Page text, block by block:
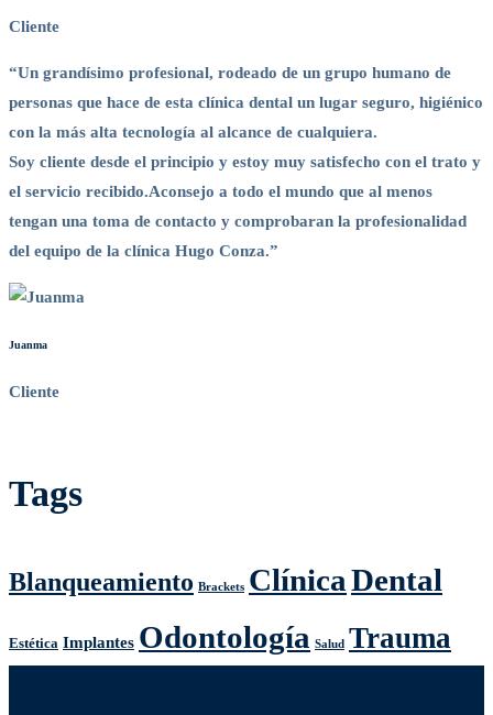
Cliente
“Un grandísimo profesional, rodeado de un grupo humano de
personas que hace de esta clínica dental un lugar seguro, higiénico
con la más alta tecnología al alcance de cualquiera.
Soy cliente desde el principio y estoy muy satisfecho con el trato y
el servicio recibido.Aconsejo a todo el mundo que al menos
tengan una toma de contacto y comprobaran la profesionalidad
del equipo de la clínica Hugo Conza.”
Juanma
Cliente
Tags
Blanqueamiento Brackets ClínicaDental
Estética Implantes Odontología Salud Trauma